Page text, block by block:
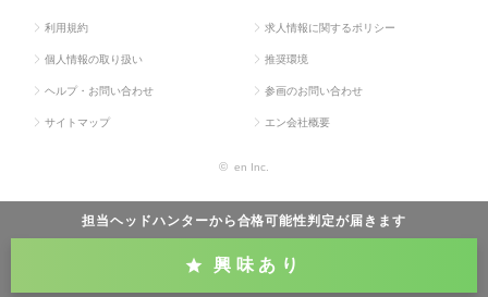
担当ヘッドハンターから合格可能性判定が届きます
興味あり
利用規約 求人情報に関するポリシー
個人情報の取り扱い 推奨環境
ヘルプ・お問い合わせ 参画のお問い合わせ
サイトマップ エン会社概要
© en Inc.